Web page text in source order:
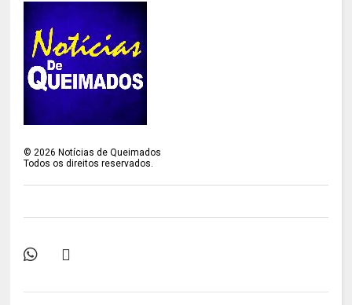
© 2026 Notícias de Queimados
Todos os direitos reservados.